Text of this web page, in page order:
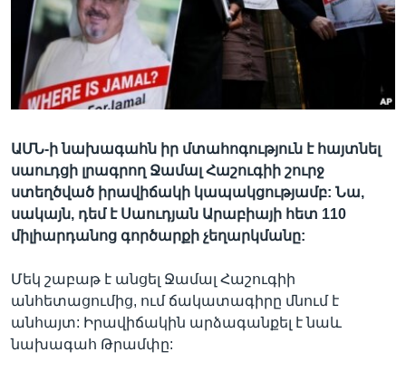
Լեզուներ
ԱՄՆ-ի նախագահն իր մտահոգություն է հայտնել
սաուդցի լրագրող Ջամալ Հաշուգիի շուրջ
ստեղծված իրավիճակի կապակցությամբ: Նա,
սակայն, դեմ է Սաուդյան Արաբիայի հետ 110
միլիարդանոց գործարքի չեղարկմանը:
Մեկ շաբաթ է անցել Ջամալ Հաշուգիի
անհետացումից, ում ճակատագիրը մնում է
անհայտ: Իրավիճակին արձագանքել է նաև
նախագահ Թրամփը: